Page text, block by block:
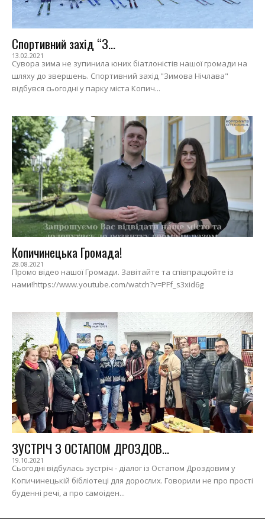
Спортивний захід “З...
13.02.2021
Сувора зима не зупинила юних біатлоністів нашої громади на
шляху до звершень. Спортивний захід "Зимова Нічлава"
відбувся сьогодні у парку міста Копич...
Копичинецька Громада!
28.08.2021
Промо відео нашої Громади. Завітайте та співпрацюйте із
нами!https://www.youtube.com/watch?v=PFf_s3xid6g
ЗУСТРІЧ З ОСТАПОМ ДРОЗДОВ...
19.10.2021
Сьогодні відбулась зустріч - діалог із Остапом Дроздовим у
Копичинецькій бібліотеці для дорослих. Говорили не про прості
буденні речі, а про самоіден...